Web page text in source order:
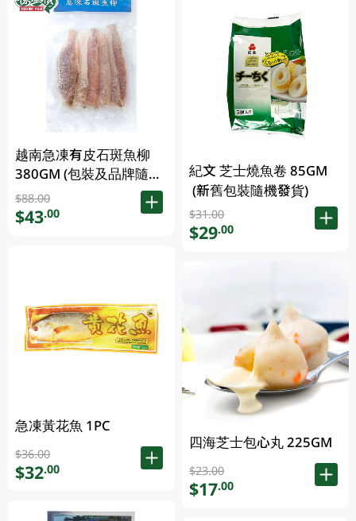
越南急凍有皮石斑魚柳
380GM (包裝及品牌隨機
發放)
$88.00
$43.00
急凍黃花魚 1PC
$36.00
$32.00
紀文 芝士燒魚卷 85GM
(新舊包裝隨機發貨)
$31.00
$29.00
四海芝士包心丸 225GM
$23.00
$17.00